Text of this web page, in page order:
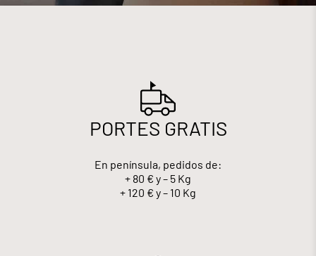
PORTES GRATIS
En península, pedidos de:
+ 80 € y – 5 Kg
+ 120 € y – 10 Kg